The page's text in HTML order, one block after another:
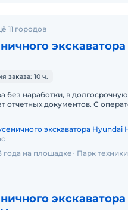
11 городов
экскаватора
заказа: 10 ч.
без наработки, в
отчетных документов. С
экскаватора Hyundai
года на площадке Парк
экскаватора